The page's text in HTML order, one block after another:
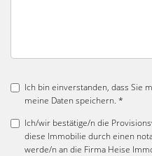
Ich bin einverstanden, dass Sie
meine Daten speichern. *
Ich/wir bestätige/n die
diese Immobilie durch einen
werde/n an die Firma Heise